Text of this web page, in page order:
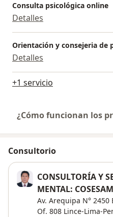
Consulta psicológica online
Detalles
Orientación y consejeria de
Detalles
+1 servicio
¿Cómo funcionan los
Consultorio
CONSULTORÍA Y
MENTAL: COSESAM
Av. Arequipa N°
Of. 808 Lince-Lima-